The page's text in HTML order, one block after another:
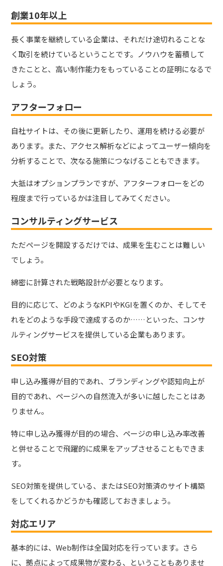
創業10年以上
長く事業を継続している企業は、それだけ途切れることな
く取引を続けているということです。ノウハウを蓄積して
きたことと、高い制作能力をもっていることの証明になるで
しょう。
アフターフォロー
自社サイトは、その後に更新したり、運用を続ける必要が
あります。また、アクセス解析などによってユーザー傾向を
分析することで、次なる施策につなげることもできます。
大抵はオプションプランですが、アフターフォローをどの
程度まで行っているかは注目してみてください。
コンサルティングサービス
ただページを開設するだけでは、成果を生むことは難しい
でしょう。
綿密に計算された戦略設計が必要となります。
目的に応じて、どのようなKPIやKGIを置くのか、そしてそ
れをどのような手段で達成するのか……といった、コンサ
ルティングサービスを提供している企業もあります。
SEO対策
申し込み獲得が目的であれ、ブランディングや認知向上が
目的であれ、ページへの自然流入が多いに越したことはあ
りません。
特に申し込み獲得が目的の場合、ページの申し込み率改善
と併せることで飛躍的に成果をアップさせることもできま
す。
SEO対策を提供している、またはSEO対策済のサイト構築
をしてくれるかどうかも確認しておきましょう。
対応エリア
基本的には、Web制作は全国対応を行っています。さら
に、拠点によって成果物が変わる、ということもありませ